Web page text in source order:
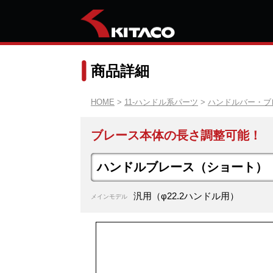
商品詳細
HOME > 11-ハンドル系パーツ > ハンドルバー・ブ
ブレース本体の長さ調整可能！
ハンドルブレース（ショート）
メインモデル 汎用（φ22.2ハンドル用）